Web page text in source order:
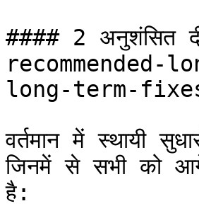
#### 2 अनुशंसित
long-term-
वर्तमान में स्थायी
जिनमें से सभी को
है: